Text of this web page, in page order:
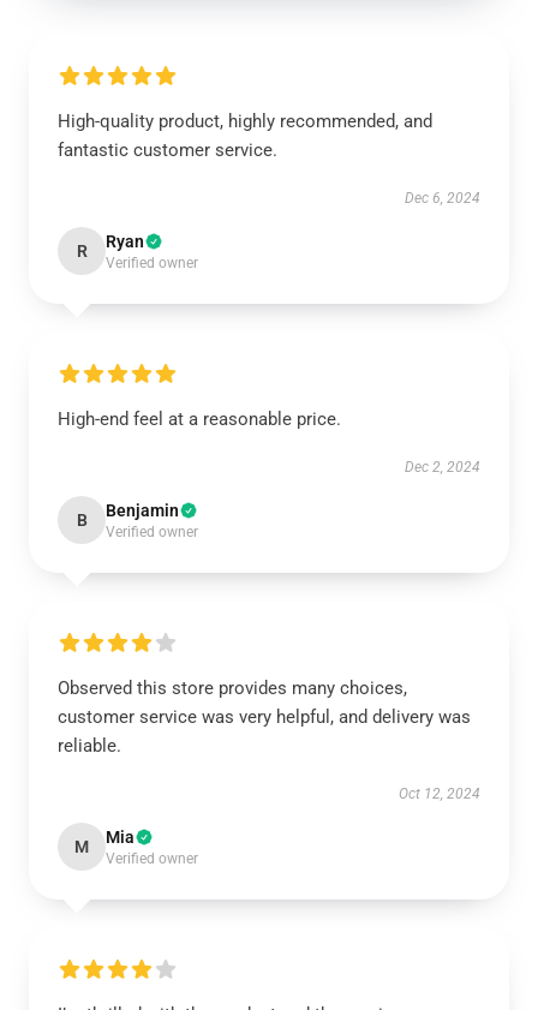
High-quality product, highly recommended, and
fantastic customer service.
Dec 6, 2024
R Ryan
Verified owner
High-end feel at a reasonable price.
Dec 2, 2024
B Benjamin
Verified owner
Observed this store provides many choices,
customer service was very helpful, and delivery was
reliable.
Oct 12, 2024
M Mia
Verified owner